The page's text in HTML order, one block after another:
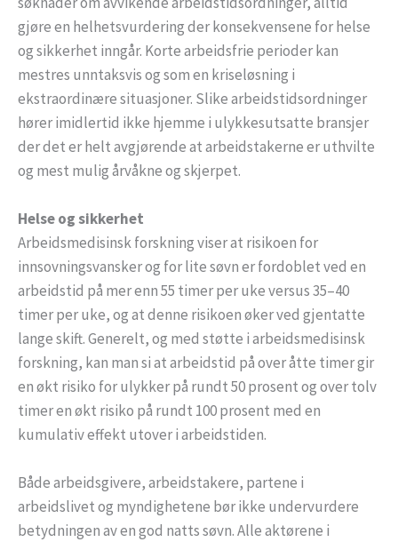
gjøre en helhetsvurdering der konsekvensene for helse
og sikkerhet inngår. Korte arbeidsfrie perioder kan
mestres unntaksvis og som en kriseløsning i
ekstraordinære situasjoner. Slike arbeidstidsordninger
hører imidlertid ikke hjemme i ulykkesutsatte bransjer
der det er helt avgjørende at arbeidstakerne er uthvilte
og mest mulig årvåkne og skjerpet.
Helse og sikkerhet
Arbeidsmedisinsk forskning viser at risikoen for
innsovningsvansker og for lite søvn er fordoblet ved en
arbeidstid på mer enn 55 timer per uke versus 35–40
timer per uke, og at denne risikoen øker ved gjentatte
lange skift. Generelt, og med støtte i arbeidsmedisinsk
forskning, kan man si at arbeidstid på over åtte timer gir
en økt risiko for ulykker på rundt 50 prosent og over tolv
timer en økt risiko på rundt 100 prosent med en
kumulativ effekt utover i arbeidstiden.
Både arbeidsgivere, arbeidstakere, partene i
arbeidslivet og myndighetene bør ikke undervurdere
betydningen av en god natts søvn. Alle aktørene i